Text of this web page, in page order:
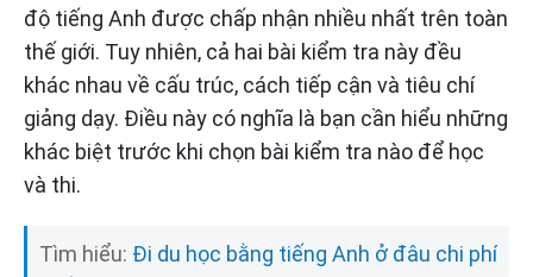
độ tiếng Anh được chấp nhận nhiều nhất trên toàn
thế giới. Tuy nhiên, cả hai bài kiểm tra này đều
khác nhau về cấu trúc, cách tiếp cận và tiêu chí
giảng dạy. Điều này có nghĩa là bạn cần hiểu những
khác biệt trước khi chọn bài kiểm tra nào để học
và thi.
Tìm hiểu: Đi du học bằng tiếng Anh ở đâu chi phí